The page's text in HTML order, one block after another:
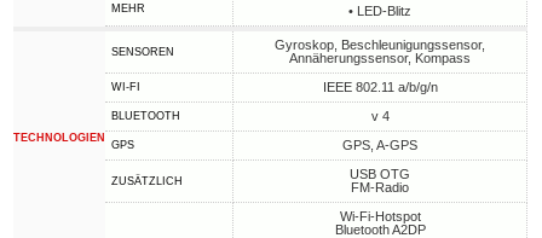
MEHR • LED-Blitz
TECHNOLOGIEN
SENSOREN
Gyroskop, Beschleunigungssensor,
Annäherungssensor, Kompass
WI-FI IEEE 802.11 a/b/g/n
BLUETOOTH v 4
GPS GPS, A-GPS
ZUSÄTZLICH
USB OTG
FM-Radio
Wi-Fi-Hotspot
Bluetooth A2DP